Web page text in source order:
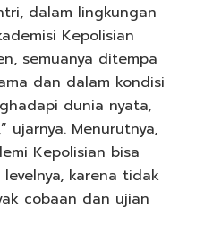
dalam lingkungan
Kepolisian
semuanya ditempa
dan dalam kondisi
dunia nyata,
ujarnya. Menurutnya,
Kepolisian bisa
karena tidak
cobaan dan ujian